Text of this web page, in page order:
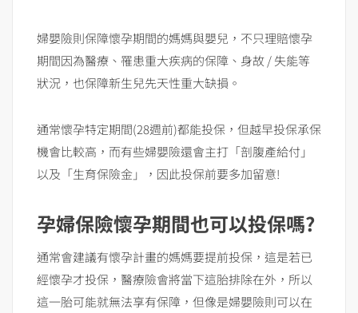
婦嬰險則保障懷孕期間的媽媽與嬰兒，不只理賠懷孕
期間因為醫療、罹患重大疾病的保障、身故 / 失能等
狀況，也保障新生兒先天性重大缺損。
通常懷孕特定期間(28週前)都能投保，但越早投保承保
機會比較高，而有些婦嬰險還會主打「剖腹產給付」
以及「生育保險金」，因此投保前要多加留意!
孕婦保險懷孕期間也可以投保嗎?
通常會建議有懷孕計畫的媽媽要提前投保，這是若已
經懷孕才投保，醫療險會將當下這胎排除在外，所以
這一胎可能就無法享有保障，但像是婦嬰險則可以在